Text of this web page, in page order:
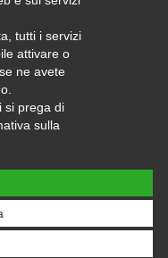
s.r.l.
- info@valentini-
Policy
PRISMI S.p.A.
tutti i servizi
attivare o
ne avete
si prega di
sulla